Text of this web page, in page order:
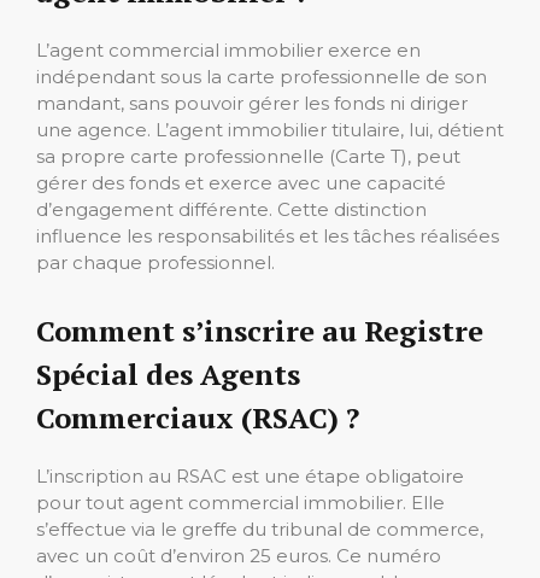
L’agent commercial immobilier exerce en
indépendant sous la carte professionnelle de son
mandant, sans pouvoir gérer les fonds ni diriger
une agence. L’agent immobilier titulaire, lui, détient
sa propre carte professionnelle (Carte T), peut
gérer des fonds et exerce avec une capacité
d’engagement différente. Cette distinction
influence les responsabilités et les tâches réalisées
par chaque professionnel.
Comment s’inscrire au Registre
Spécial des Agents
Commerciaux (RSAC) ?
L’inscription au RSAC est une étape obligatoire
pour tout agent commercial immobilier. Elle
s’effectue via le greffe du tribunal de commerce,
avec un coût d’environ 25 euros. Ce numéro